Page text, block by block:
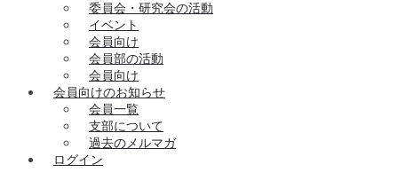
委員会・研究会の活動
イベント
会員向け
会員部の活動
会員向け
会員向けのお知らせ
会員一覧
支部について
過去のメルマガ
ログイン